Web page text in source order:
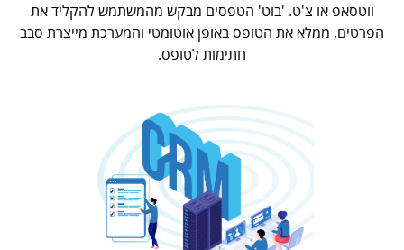
ווטסאפ או צ'ט. 'בוט' הטפסים מבקש מהמשתמש להקליד את
הפרטים, ממלא את הטופס באופן אוטומטי והמערכת מייצרת סבב
חתימות לטופס.